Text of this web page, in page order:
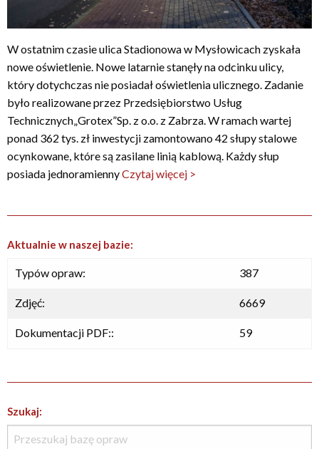
W ostatnim czasie ulica Stadionowa w Mysłowicach zyskała
nowe oświetlenie. Nowe latarnie stanęły na odcinku ulicy,
który dotychczas nie posiadał oświetlenia ulicznego. Zadanie
było realizowane przez Przedsiębiorstwo Usług
Technicznych„Grotex”Sp. z o.o. z Zabrza. W ramach wartej
ponad 362 tys. zł inwestycji zamontowano 42 słupy stalowe
ocynkowane, które są zasilane linią kablową. Każdy słup
posiada jednoramiennyCzytaj więcej >
Aktualnie w naszej bazie:
Typów opraw: 387
Zdjęć: 6669
Dokumentacji PDF:: 59
Szukaj: